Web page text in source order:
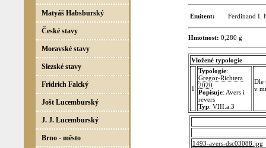
Matyáš Habsburský
České stavy
Moravské stavy
Slezské stavy
Fridrich Falcký
Jošt Lucemburský
J. J. Lucemburský
Brno - město
Emitent: Ferdinand I.
Hmotnost: 0,280 g
Vložené typologie
1
Typologie:
Gregor-Richtera
2020
Popisuje: Avers i
revers
Typ: VIII.a.3
Dle
v
1493-avers-dsc03088.jpg